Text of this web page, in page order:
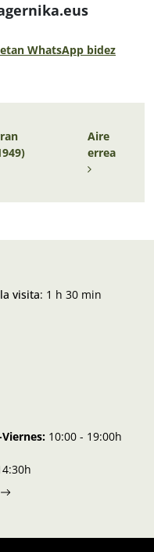
WhatsApp bidez
Aire
errea
visita: 1 h 30 min
10:00 - 19:00h